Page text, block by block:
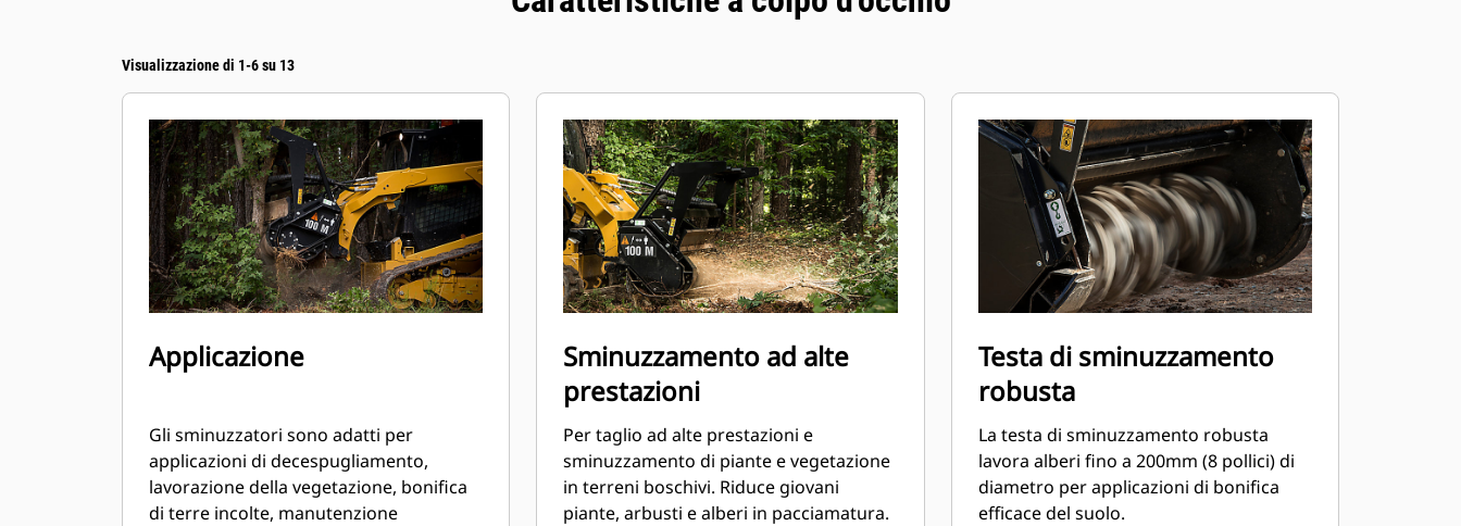
Visualizzazione di 1-6 su 13
Applicazione
Gli sminuzzatori sono adatti per
applicazioni di decespugliamento,
lavorazione della vegetazione, bonifica
di terre incolte, manutenzione
Sminuzzamento ad alte
prestazioni
Per taglio ad alte prestazioni e
sminuzzamento di piante e vegetazione
in terreni boschivi. Riduce giovani
piante, arbusti e alberi in pacciamatura.
Testa di sminuzzamento
robusta
La testa di sminuzzamento robusta
lavora alberi fino a 200mm (8 pollici) di
diametro per applicazioni di bonifica
efficace del suolo.